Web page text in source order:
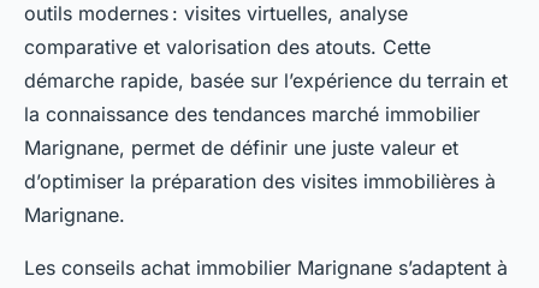
outils modernes : visites virtuelles, analyse
comparative et valorisation des atouts. Cette
démarche rapide, basée sur l’expérience du terrain et
la connaissance des tendances marché immobilier
Marignane, permet de définir une juste valeur et
d’optimiser la préparation des visites immobilières à
Marignane.
Les conseils achat immobilier Marignane s’adaptent à